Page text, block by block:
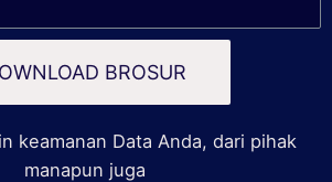
BROSUR
keamanan Data Anda, dari pihak
manapun juga